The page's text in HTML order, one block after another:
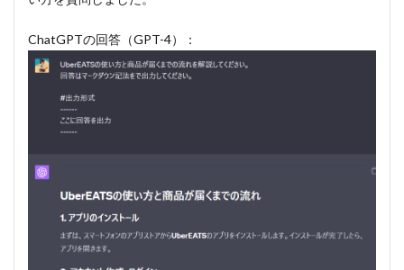
ChatGPTの回答（GPT-4）：